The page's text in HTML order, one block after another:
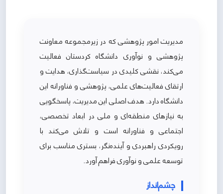
مدیریت امور پژوهشی که در زیرمجموعه معاونت
پژوهشی و نوآوری دانشگاه کردستان فعالیت
می‌کند، نقشی کلیدی در سیاست‌گذاری، هدایت و
ارتقای فعالیت‌های علمی، پژوهشی و فناورانه این
دانشگاه دارد. هدف اصلی این مدیریت، پاسخگویی
به نیازهای منطقه‌ای و ملی در ابعاد تخصصی،
اجتماعی و فناورانه است و تلاش می‌کند با
رویکردی راهبردی و آینده‌نگر، بستری مناسب برای
توسعه علمی و نوآوری فراهم آورد.
چشم‌انداز